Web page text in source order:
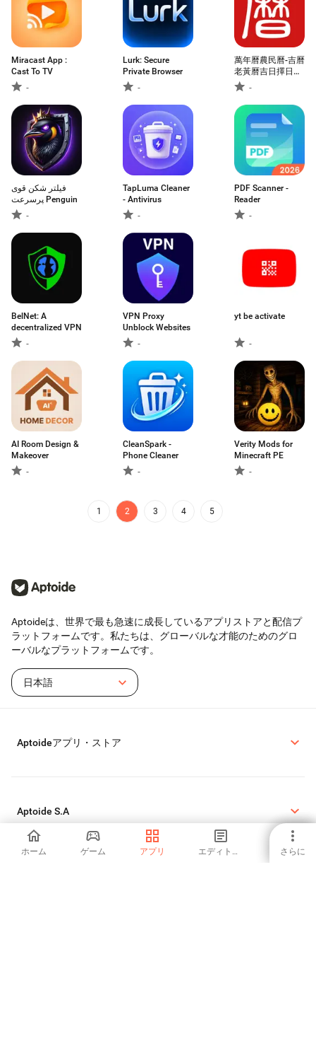
ホーム ゲーム アプリ エディトリアル さらに
Miracast App :
Cast To TV
-
Lurk: Secure
Private Browser
-
萬年曆農民曆-吉曆
老黃曆吉日擇日宜
忌
-
فیلتر شکن قوی
پرسرعت Penguin
-
TapLuma Cleaner
- Antivirus
-
PDF Scanner -
Reader
-
BelNet: A
decentralized VPN
-
VPN Proxy
Unblock Websites
-
yt be activate
-
AI Room Design &
Makeover
-
CleanSpark -
Phone Cleaner
-
Verity Mods for
Minecraft PE
-
1 2 3 4 5
Aptoideは、世界で最も急速に成長しているアプリストアと配信プ
ラットフォームです。私たちは、グローバルな才能のためのグロ
ーバルなプラットフォームです。
日本語
Aptoideアプリ・ストア
Aptoide S.A